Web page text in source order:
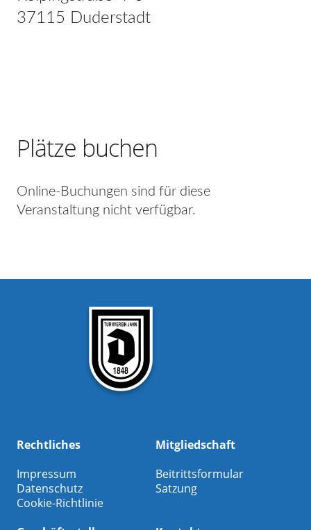
37115 Duderstadt
Plätze buchen
Online-Buchungen sind für diese
Veranstaltung nicht verfügbar.
Rechtliches
Impressum
Datenschutz
Cookie-Richtlinie
Mitgliedschaft
Beitrittsformular
Satzung